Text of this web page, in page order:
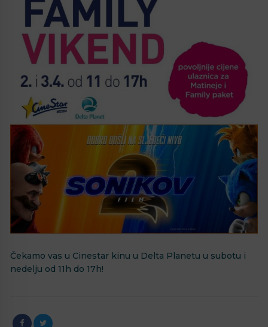
Čekamo vas u Cinestar kinu u Delta Planetu u subotu i
nedelju od 11h do 17h!